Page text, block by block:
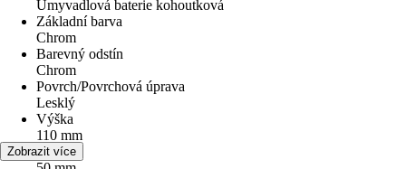
Umyvadlová baterie kohoutková
Základní barva
Chrom
Barevný odstín
Chrom
Povrch/Povrchová úprava
Lesklý
Výška
110 mm
Šířka
Zobrazit více